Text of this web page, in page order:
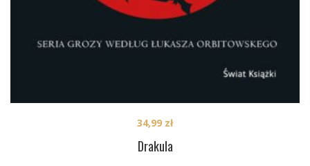
Drakula
34,99 zł